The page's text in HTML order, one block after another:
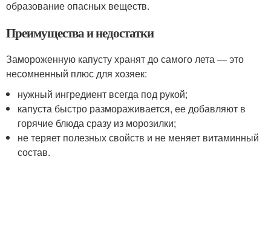
образование опасных веществ.
Преимущества и недостатки
Замороженную капусту хранят до самого лета — это
несомненный плюс для хозяек:
нужный ингредиент всегда под рукой;
капуста быстро размораживается, ее добавляют в
горячие блюда сразу из морозилки;
не теряет полезных свойств и не меняет витаминный
состав.